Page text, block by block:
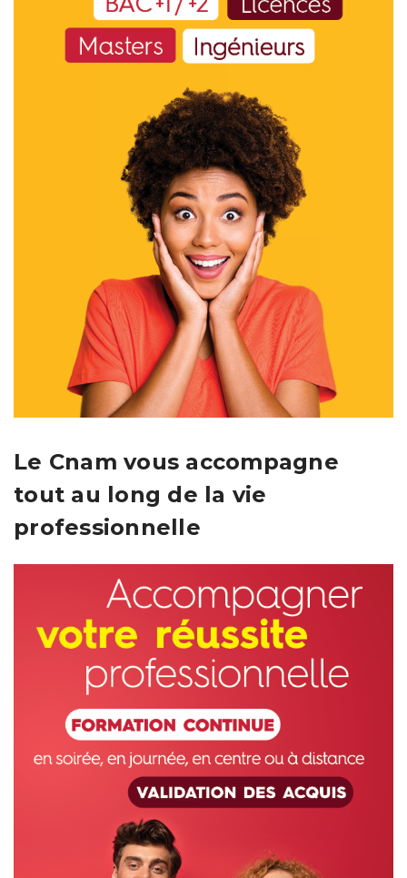
Le Cnam vous accompagne
tout au long de la vie
professionnelle